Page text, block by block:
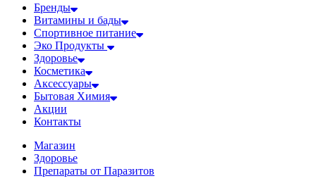
Бренды
Витамины и бады
Спортивное питание
Эко Продукты
Здоровье
Косметика
Аксессуары
Бытовая Химия
Акции
Контакты
Магазин
Здоровье
Препараты от Паразитов